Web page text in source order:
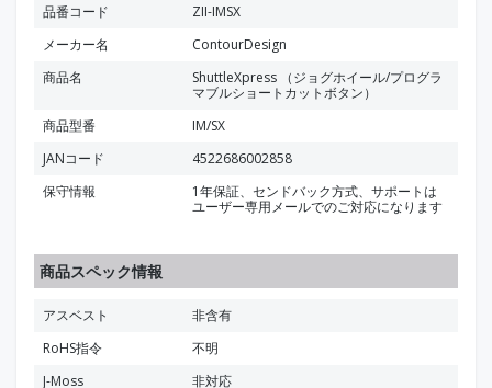
品番コード
ZII-IMSX
メーカー名
ContourDesign
商品名
ShuttleXpress （ジョグホイール/プログラ
マブルショートカットボタン）
商品型番
IM/SX
JANコード
4522686002858
保守情報
1年保証、センドバック方式、サポートは
ユーザー専用メールでのご対応になります
商品スペック情報
アスベスト
非含有
RoHS指令
不明
J-Moss
非対応